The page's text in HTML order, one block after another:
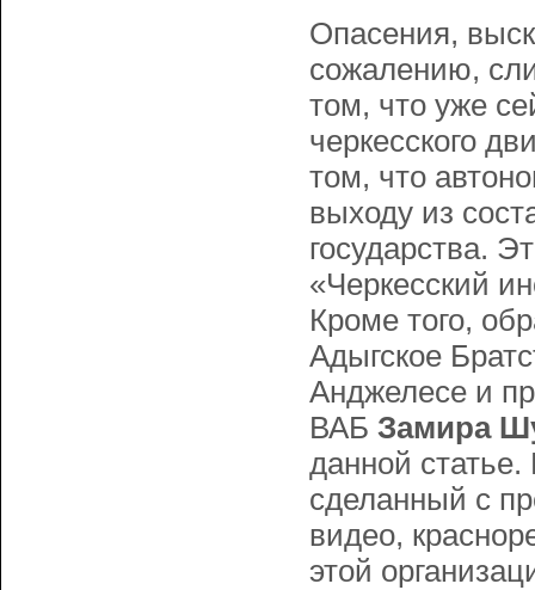
Опасения,
сожалению,
том, что уже
черкесского
том, что
выходу из
государства.
«Черкесский
Кроме того,
Адыгское
Анджелесе и
ВАБ Замира
данной статье.
сделанный с
видео,
этой